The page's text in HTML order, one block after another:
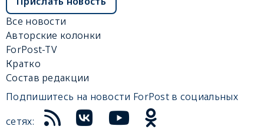
Все новости
Авторские колонки
ForPost-TV
Кратко
Состав редакции
Подпишитесь на новости ForPost в социальных
сетях: